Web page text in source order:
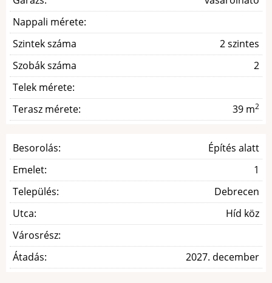
Nappali mérete:
Szintek száma
2 szintes
Szobák száma
2
Telek mérete:
Terasz mérete:
39 m2
Besorolás:
Építés alatt
Emelet:
1
Település:
Debrecen
Utca:
Híd köz
Városrész:
Átadás:
2027. december